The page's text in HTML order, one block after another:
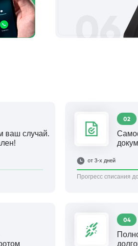
06
ваш случай.
02
от 3-х дней
Прогресс списания
04